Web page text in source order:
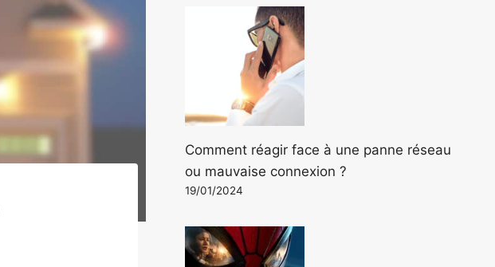
Comment réagir face à une panne réseau
ou mauvaise connexion ?
19/01/2024